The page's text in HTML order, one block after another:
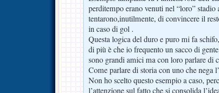
perditempo erano venuti nel “loro” stadio
tentarono,inutilmente, di convincere il
in caso di gol .
Questa logica del duro e puro mi fa
di più è che io frequento un sacco di
sono grandi amici ma con loro parlare di
Come parlare di storia con uno che nega
Non ho scelto questo esempio a caso,
l’attenzione sul fatto che si consolida